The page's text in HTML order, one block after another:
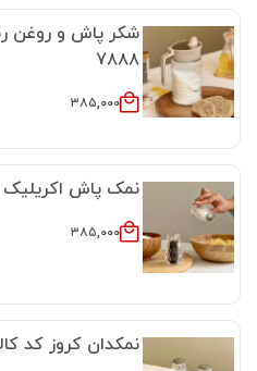
شکر پاش و روغن
۷۸۸۸
۳۸۵,۰۰۰
نمک پاش اکریلیک
۳۸۵,۰۰۰
نمکدان کروز کد کالا :